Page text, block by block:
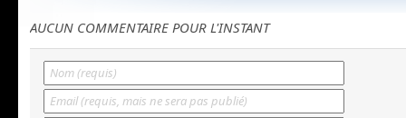
AUCUN COMMENTAIRE POUR L'INSTANT